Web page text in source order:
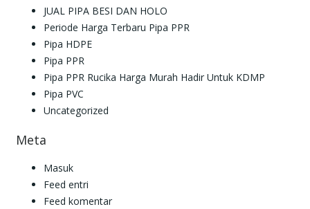
JUAL PIPA BESI DAN HOLO
Periode Harga Terbaru Pipa PPR
Pipa HDPE
Pipa PPR
Pipa PPR Rucika Harga Murah Hadir Untuk KDMP
Pipa PVC
Uncategorized
Meta
Masuk
Feed entri
Feed komentar